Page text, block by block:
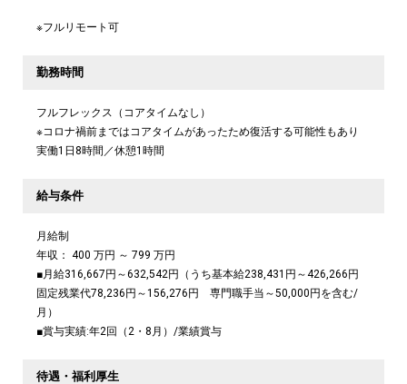
※フルリモート可
勤務時間
フルフレックス（コアタイムなし）
※コロナ禍前まではコアタイムがあったため復活する可能性もあり
実働1日8時間／休憩1時間
給与条件
月給制
年収： 400 万円 ～ 799 万円
■月給316,667円～632,542円（うち基本給238,431円～426,266円
固定残業代78,236円～156,276円 専門職手当～50,000円を含む/
月）
■賞与実績:年2回（2・8月）/業績賞与
待遇・福利厚生